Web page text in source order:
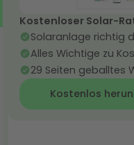
Kostenloser Solar-
Solaranlage richtig
Alles Wichtige zu
29 Seiten geballtes
Kostenlos